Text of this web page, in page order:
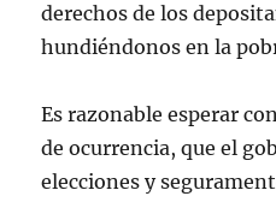
derechos de los
hundiéndonos en la
Es razonable esperar
de ocurrencia, que el
elecciones y